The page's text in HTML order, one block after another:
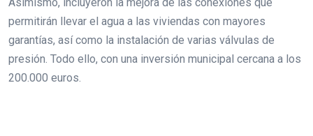
permitirán llevar el agua a las viviendas con mayores
garantías, así como la instalación de varias válvulas de
presión. Todo ello, con una inversión municipal cercana a los
200.000 euros.